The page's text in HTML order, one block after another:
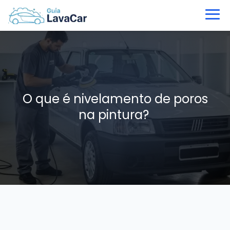
O que é nivelamento de poros
na pintura?